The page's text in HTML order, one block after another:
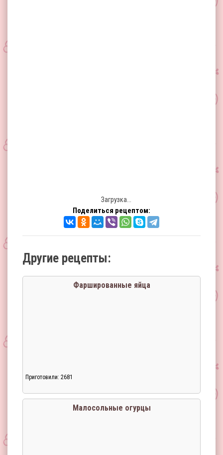
Загрузка...
Поделиться рецептом:
Другие рецепты:
Фаршированные яйца
Приготовили: 2681
Малосольные огурцы